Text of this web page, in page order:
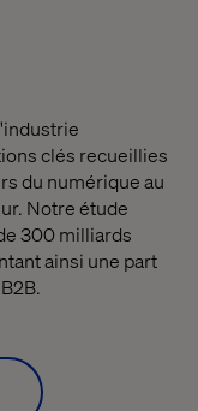
clés recueillies
du numérique au
Notre étude
300 milliards
ainsi une part